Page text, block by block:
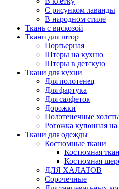
С рисунком лаванды
В народном стиле
Ткань с вискозой
Ткани для штор
Портьерная
Шторы на кухню
Шторы в детскую
Ткани для кухни
Для полотенец
Для фартука
Для салфеток
Дорожки
Полотенечные
Рогожка купонная на
Ткани для одежды
Костюмные ткани
Костюмная
Костюмная
ДЛЯ ХАЛАТОВ
Сорочечные